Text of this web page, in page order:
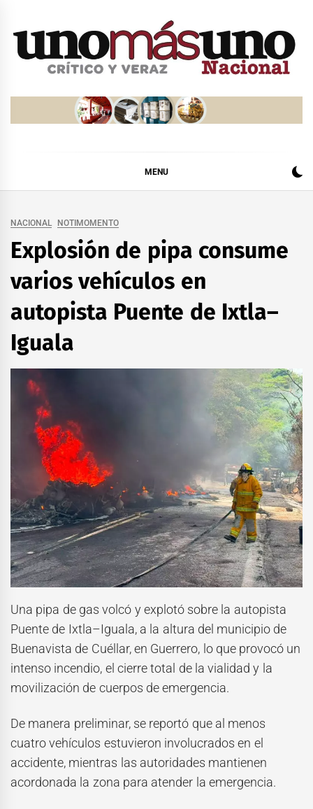
MENU
NACIONAL NOTIMOMENTO
Explosión de pipa consume
varios vehículos en
autopista Puente de Ixtla–
Iguala
Una pipa de gas volcó y explotó sobre la autopista
Puente de Ixtla–Iguala, a la altura del municipio de
Buenavista de Cuéllar, en Guerrero, lo que provocó un
intenso incendio, el cierre total de la vialidad y la
movilización de cuerpos de emergencia.
De manera preliminar, se reportó que al menos
cuatro vehículos estuvieron involucrados en el
accidente, mientras las autoridades mantienen
acordonada la zona para atender la emergencia.